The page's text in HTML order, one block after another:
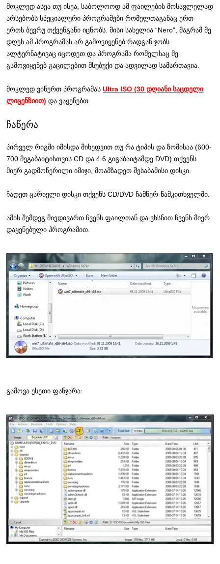
მოკლედ ასეა თუ ისეა, საბოლოოდ ამ ფაილების მოსავლელად
არსებობს სპეციალური პროგრამები რომელთაგანაც ერთ-
ერთს ბევრუ თქვენგანი იცნობს. მისი სახელია “Nero”, მაგრამ მე
დღეს ამ პროგრამას არ გამოვიყენებ რადგან ჯობს
ალტერნატივაც იცოდეთ და პროგრამა რომელსაც მე
გამოვიყენებ გაცილებით მსუბუქი და ადვილად სამართავია.
მოკლედ ვიწერთ პროგრამასUltra ISO (30 დღიანი საცდელი
ლიცენზიით) და ვაყენებთ.
ჩაწერა
პირველ რიგში იმისდა მიხედვით თუ რა ტიპის და ზომისაა (600-
700 მეგაბაიტისთვის CD და 4.6 გიგაბაიტამდე DVD) თქვენს
მიერ გადმოწერილი იმიჯი, მოამზადეთ შესაბამისი დისკი.
ჩადეთ ცარიელი დისკი თქვენს CD/DVD ჩამწერ-წამკითხველში.
ამის შემდეგ მივდივართ ჩვენს ფაილთან და ვხსნით ჩვენს მიერ
დაყენებული პროგრამით.
გამოვა ესეთი ფანჯარა: